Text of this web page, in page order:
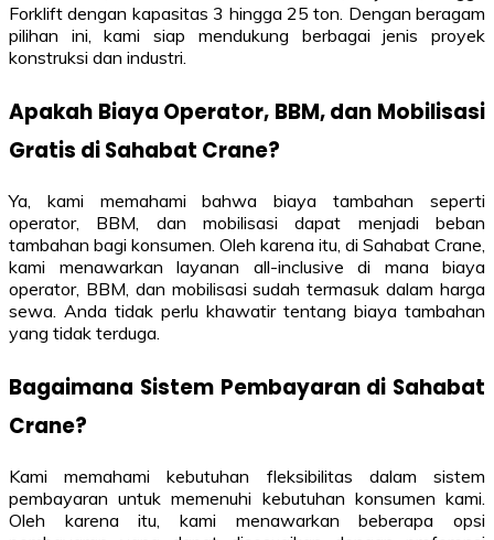
Forklift dengan kapasitas 3 hingga 25 ton. Dengan beragam
pilihan ini, kami siap mendukung berbagai jenis proyek
konstruksi dan industri.
Apakah Biaya Operator, BBM, dan Mobilisasi
Gratis di Sahabat Crane?
Ya, kami memahami bahwa biaya tambahan seperti
operator, BBM, dan mobilisasi dapat menjadi beban
tambahan bagi konsumen. Oleh karena itu, di Sahabat Crane,
kami menawarkan layanan all-inclusive di mana biaya
operator, BBM, dan mobilisasi sudah termasuk dalam harga
sewa. Anda tidak perlu khawatir tentang biaya tambahan
yang tidak terduga.
Bagaimana Sistem Pembayaran di Sahabat
Crane?
Kami memahami kebutuhan fleksibilitas dalam sistem
pembayaran untuk memenuhi kebutuhan konsumen kami.
Oleh karena itu, kami menawarkan beberapa opsi